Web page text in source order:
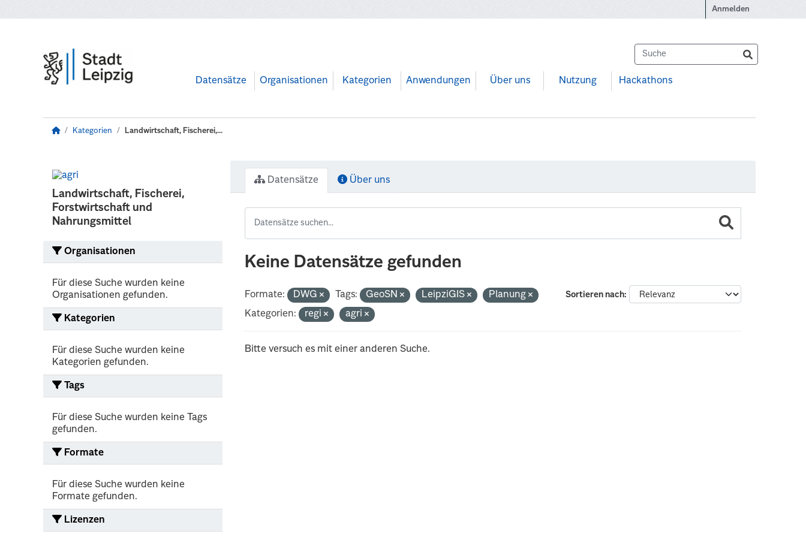
Anmelden
Datensätze Organisationen Kategorien Anwendungen Über uns Nutzung Hackathons
Kategorien Landwirtschaft, Fischerei,...
Landwirtschaft, Fischerei,
Forstwirtschaft und
Nahrungsmittel
Organisationen
Für diese Suche wurden keine
Organisationen gefunden.
Kategorien
Für diese Suche wurden keine
Kategorien gefunden.
Tags
Für diese Suche wurden keine Tags
gefunden.
Formate
Für diese Suche wurden keine
Formate gefunden.
Lizenzen
Datensätze Über uns
Keine Datensätze gefunden
Sortieren nach
Formate: DWG Tags: GeoSN LeipziGIS
Planung
Kategorien:
regi agri
Bitte versuch es mit einer anderen Suche.